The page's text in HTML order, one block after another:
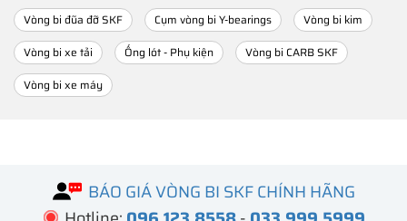
Vòng bi đũa đỡ SKF
Cụm vòng bi Y-bearings
Vòng bi kim
Vòng bi xe tải
Ống lót - Phụ kiện
Vòng bi CARB SKF
Vòng bi xe máy
BÁO GIÁ VÒNG BI SKF CHÍNH HÃNG